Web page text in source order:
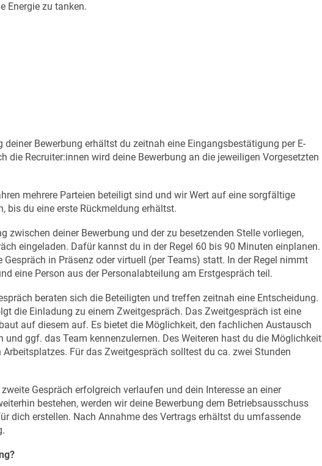
Energie zu tanken.
deiner Bewerbung erhältst du zeitnah eine Eingangsbestätigung per E-
die Recruiter:innen wird deine Bewerbung an die jeweiligen Vorgesetzten
mehrere Parteien beteiligt sind und wir Wert auf eine sorgfältige
bis du eine erste Rückmeldung erhältst.
zwischen deiner Bewerbung und der zu besetzenden Stelle vorliegen,
eingeladen. Dafür kannst du in der Regel 60 bis 90 Minuten einplanen.
in Präsenz oder virtuell (per Teams) statt. In der Regel nimmt
eine Person aus der Personalabteilung am Erstgespräch teil.
beraten sich die Beteiligten und treffen zeitnah eine Entscheidung.
die Einladung zu einem Zweitgespräch. Das Zweitgespräch ist eine
auf diesem auf. Es bietet die Möglichkeit, den fachlichen Austausch
und ggf. das Team kennenzulernen. Des Weiteren hast du die Möglichkeit
Für das Zweitgespräch solltest du ca. zwei Stunden
Gespräch erfolgreich verlaufen und dein Interesse an einer
bestehen, werden wir deine Bewerbung dem Betriebsausschuss
dich erstellen. Nach Annahme des Vertrags erhältst du umfassende